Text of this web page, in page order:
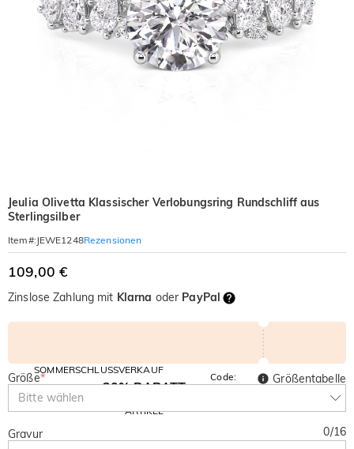
Jeulia Olivetta Klassischer Verlobungsring Rundschliff aus
Sterlingsilber
Item#: JEWE1248Rezensionen
109,00 €
Zinslose Zahlung mit Klarna oder PayPal
SOMMERSCHLUSSVERKAUF
10% RABATT
AUF ALLES
30% RABATT
ARTIKEL
Code:
SUMMER
Größe*
Bitte wählen
Größentabelle
Gravur 0/16